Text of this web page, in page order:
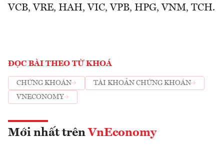
VCB, VRE, HAH, VIC, VPB, HPG, VNM, TCH.
ĐỌC BÀI THEO TỪ KHOÁ
CHỨNG KHOÁN
TÀI KHOẢN CHỨNG KHOÁN
VNECONOMY
Mới nhất trên VnEconomy